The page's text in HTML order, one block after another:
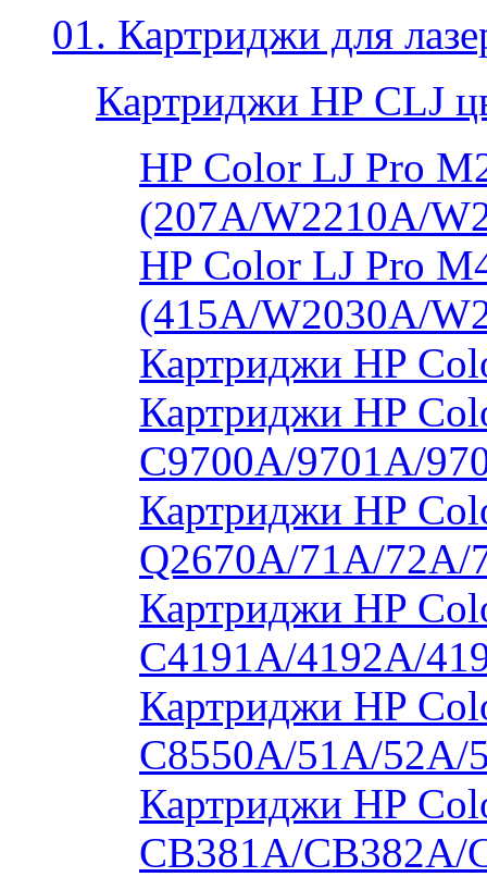
01. Картриджи для
Картриджи HP CLJ
HP Color LJ Pro
(207A/W2210A/
HP Color LJ Pro
(415A/W2030A/
Картриджи HP
Картриджи HP
C9700A/9701A/
Картриджи HP
Q2670A/71A/
Картриджи HP
C4191A/4192A/
Картриджи HP
C8550A/51A/
Картриджи HP
CB381A/CB382A/